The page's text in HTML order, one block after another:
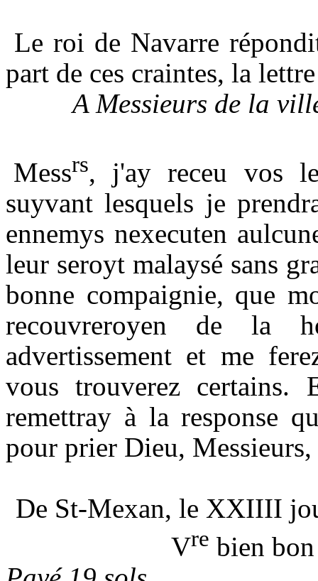
Le roi de Navarre
part de ces craintes, la
A Messieurs de la
Messrs, j'ay receu vos
suyvant lesquels je
ennemys nexecuten
leur seroyt malaysé sans
bonne compaignie, que
recouvreroyen de la
advertissement et me
vous trouverez
remettray à la response
pour prier Dieu,
De St-Mexan, le XXIIII
Vre bien